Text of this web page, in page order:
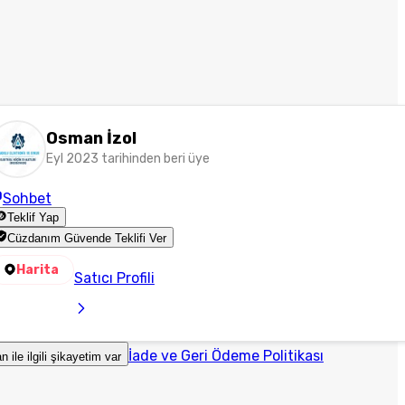
Osman İzol
Eyl 2023 tarihinden beri üye
Sohbet
Teklif Yap
Cüzdanım Güvende Teklifi Ver
Harita Satıcı Profili
ile ilgili şikayetim var İade ve Geri Ödeme Politikası